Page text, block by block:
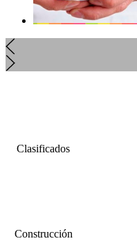
Clasificados
Construcción